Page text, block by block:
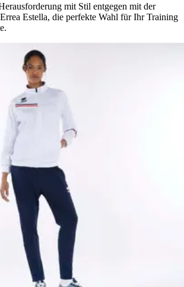
mit Stil entgegen mit der
Estella, die perfekte Wahl für Ihr Training